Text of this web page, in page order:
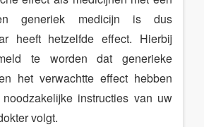
generiek medicijn is dus
heeft hetzelfde effect. Hierbij
te worden dat generieke
het verwachtte effect hebben
instructies van uw
volgt.